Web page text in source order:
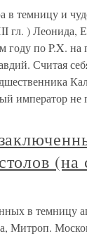
в темницу и
гл. ) Леонида,
году по P.X. на
Считая
император не
(на
в темницу
Митроп.